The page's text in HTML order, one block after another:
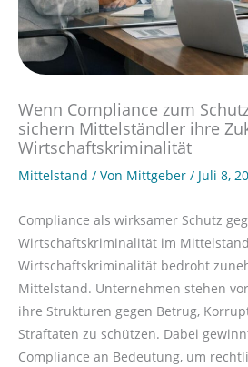
Wenn Compliance zum
sichern Mittelständler ihre
Wirtschaftskriminalität
Mittelstand / Von Mittgeber / Juli 8,
Compliance als wirksamer Schutz
Wirtschaftskriminalität im Mittelstand
Wirtschaftskriminalität bedroht
Mittelstand. Unternehmen stehen
ihre Strukturen gegen Betrug,
Straftaten zu schützen. Dabei
Compliance an Bedeutung, um